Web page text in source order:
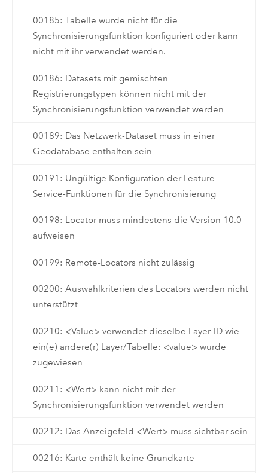
00185: Tabelle wurde nicht für die
Synchronisierungsfunktion konfiguriert oder kann
nicht mit ihr verwendet werden.
00186: Datasets mit gemischten
Registrierungstypen können nicht mit der
Synchronisierungsfunktion verwendet werden
00189: Das Netzwerk-Dataset muss in einer
Geodatabase enthalten sein
00191: Ungültige Konfiguration der Feature-
Service-Funktionen für die Synchronisierung
00198: Locator muss mindestens die Version 10.0
aufweisen
00199: Remote-Locators nicht zulässig
00200: Auswahlkriterien des Locators werden nicht
unterstützt
00210: <Value> verwendet dieselbe Layer-ID wie
ein(e) andere(r) Layer/Tabelle: <value> wurde
zugewiesen
00211: <Wert> kann nicht mit der
Synchronisierungsfunktion verwendet werden
00212: Das Anzeigefeld <Wert> muss sichtbar sein
00216: Karte enthält keine Grundkarte